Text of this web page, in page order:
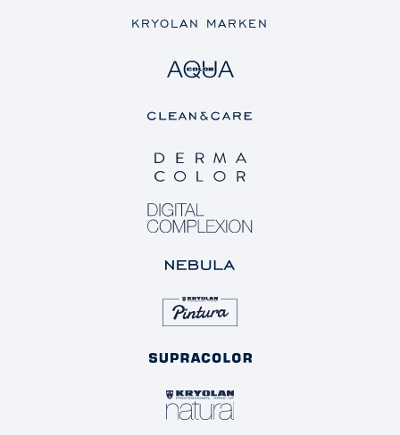
KRYOLAN MARKEN